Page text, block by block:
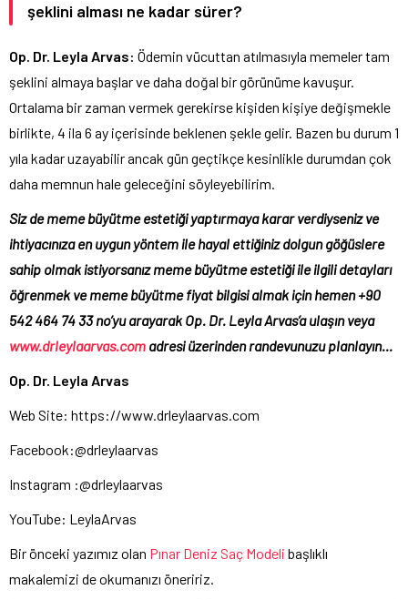
şeklini alması ne kadar sürer?
Op. Dr. Leyla Arvas: Ödemin vücuttan atılmasıyla memeler tam
şeklini almaya başlar ve daha doğal bir görünüme kavuşur.
Ortalama bir zaman vermek gerekirse kişiden kişiye değişmekle
birlikte, 4 ila 6 ay içerisinde beklenen şekle gelir. Bazen bu durum 1
yıla kadar uzayabilir ancak gün geçtikçe kesinlikle durumdan çok
daha memnun hale geleceğini söyleyebilirim.
Siz de meme büyütme estetiği yaptırmaya karar verdiyseniz ve
ihtiyacınıza en uygun yöntem ile hayal ettiğiniz dolgun göğüslere
sahip olmak istiyorsanız meme büyütme estetiği ile ilgili detayları
öğrenmek ve meme büyütme fiyat bilgisi almak için hemen +90
542 464 74 33 no’yu arayarak Op. Dr. Leyla Arvas’a ulaşın veya
www.drleylaarvas.com adresi üzerinden randevunuzu planlayın…
Op. Dr. Leyla Arvas
Web Site: https://www.drleylaarvas.com
Facebook:@drleylaarvas
Instagram :@drleylaarvas
YouTube: LeylaArvas
Bir önceki yazımız olan Pınar Deniz Saç Modeli başlıklı
makalemizi de okumanızı öneririz.